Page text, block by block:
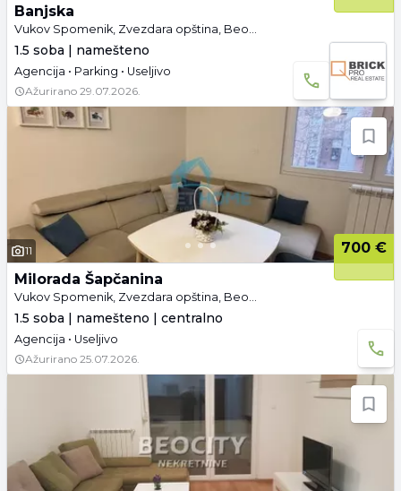
Banjska
Vukov Spomenik, Zvezdara opština, Beograd
1.5 soba | namešteno
Agencija • Parking • Useljivo
Ažurirano 29.07.2026.
11
700 €
Milorada Šapčanina
Vukov Spomenik, Zvezdara opština, Beograd
1.5 soba | namešteno | centralno
Agencija • Useljivo
Ažurirano 25.07.2026.